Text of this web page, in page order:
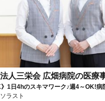
人三栄会 広畑病院の医療
》1日4hのスキマワーク♪週4～OK!病
ラスト